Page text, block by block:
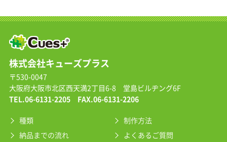
株式会社キューズプラス
〒530-0047
大阪府大阪市北区西天満2丁目6-8 堂島ビルヂング6F
TEL. 06-6131-2205FAX.06-6131-2206
種類 制作方法
納品までの流れ よくあるご質問